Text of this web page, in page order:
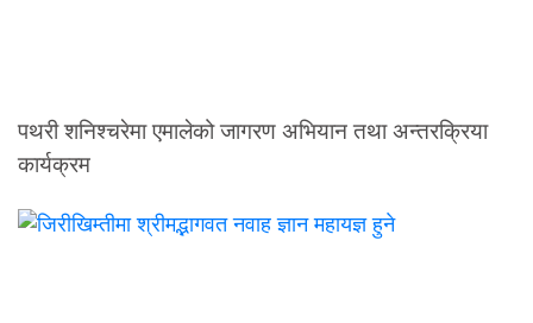
पथरी शनिश्चरेमा एमालेको जागरण अभियान तथा अन्तरक्रिया
कार्यक्रम